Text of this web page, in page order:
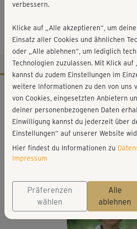
schwanger & fit -
Entspannung
Workout-Facts
leicht
33 Min
88 kcal
Christine Richter
Matte, Kissen
verbessern.
Klicke auf „Alle akzeptieren“, um
Einsatz aller Cookies und ähnlichen
oder „Alle ablehnen“, um lediglich
Technologien zuzulassen. Mit Klick auf
kannst du zudem Einstellungen im
weitere Informationen zu den von uns
von Cookies, eingesetzten Anbietern
deiner personenbezogenen Daten
Einwilligung kannst du jederzeit über
Einstellungen“ auf unserer Website
Hier findest du Informationen zu
Impressum
Präferenzen
wählen
Alle
ablehnen